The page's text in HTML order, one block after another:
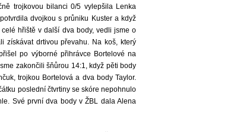
trojkovou bilanci 0/5 vylepšila Lenka
dvojkou s průniku Kuster a když
hřiště v další dva body, vedli jsme o
získávat drtivou převahu. Na koš, který
po výborné přihrávce Bortelové na
zakončili šňůrou 14:1, když pěti body
trojkou Bortelová a dva body Taylor.
poslední čtvrtiny se skóre nepohnulo
Své první dva body v ŽBL dala Alena